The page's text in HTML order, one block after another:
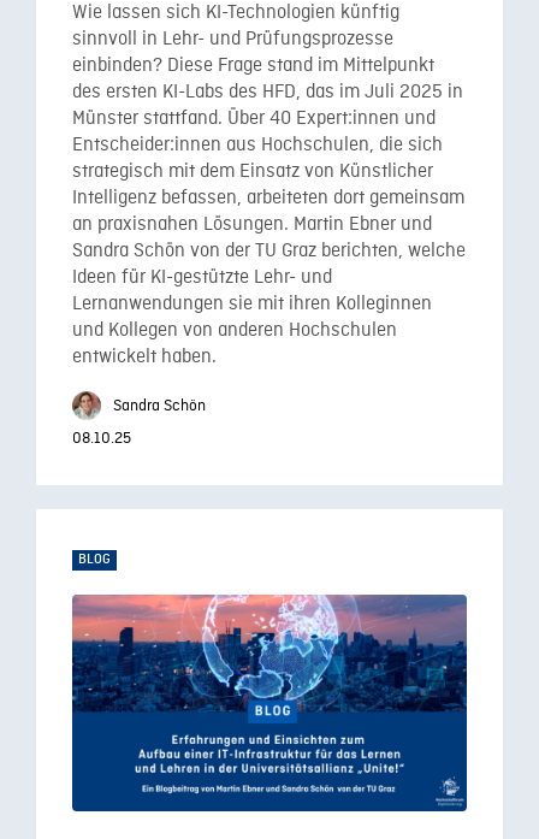
Wie lassen sich KI-Technologien künftig
sinnvoll in Lehr- und Prüfungsprozesse
einbinden? Diese Frage stand im Mittelpunkt
des ersten KI-Labs des HFD, das im Juli 2025 in
Münster stattfand. Über 40 Expert:innen und
Entscheider:innen aus Hochschulen, die sich
strategisch mit dem Einsatz von Künstlicher
Intelligenz befassen, arbeiteten dort gemeinsam
an praxisnahen Lösungen. Martin Ebner und
Sandra Schön von der TU Graz berichten, welche
Ideen für KI-gestützte Lehr- und
Lernanwendungen sie mit ihren Kolleginnen
und Kollegen von anderen Hochschulen
entwickelt haben.
Sandra Schön
08.10.25
BLOG